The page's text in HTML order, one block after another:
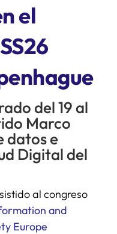
el
del 19 al
Marco
datos e
Digital del
al congreso
and
Europe